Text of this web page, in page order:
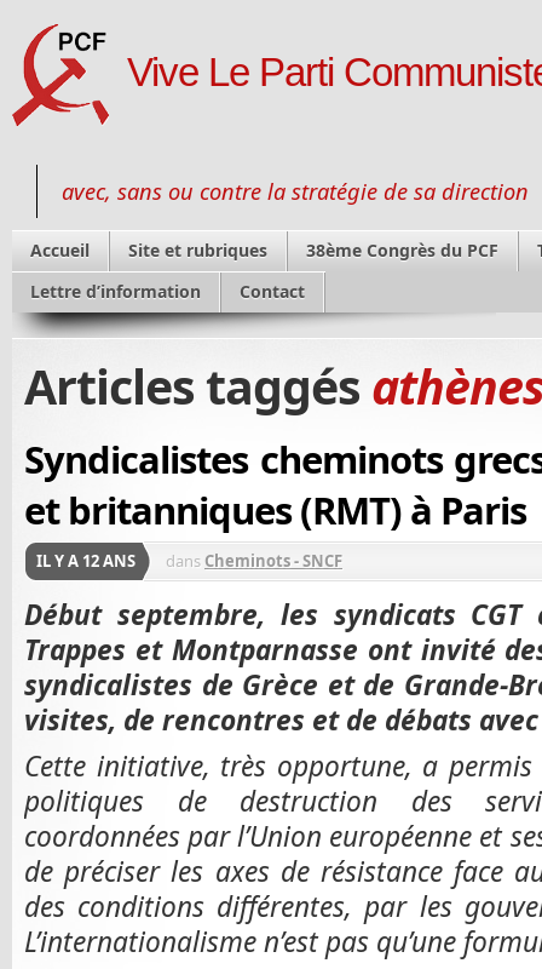
Vive Le Parti
avec, sans ou contre la stratégie de sa direction
Accueil Site et rubriques 38ème Congrès du PCF
Lettre d’information
Contact
Articles taggés
Syndicalistes cheminots
et britanniques (RMT) à Paris
IL Y A 12 ANS dans Cheminots - SNCF
Début septembre, les syndicats
Trappes et Montparnasse ont invité
syndicalistes de Grèce et de Grande-
visites, de rencontres et de débats
Cette initiative, très opportune, a
politiques de destruction des
coordonnées par l’Union européenne et
de préciser les axes de résistance face
des conditions différentes, par les
L’internationalisme n’est pas qu’une